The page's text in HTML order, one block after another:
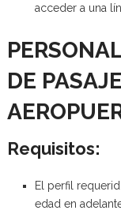
acceder a una
DE
Requisitos:
El perfil
edad en